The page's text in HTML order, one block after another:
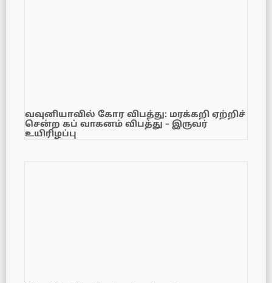
வவுனியாவில் கோர விபத்து: மரக்கறி ஏற்றிச்
சென்ற கப் வாகனம் விபத்து – இருவர்
உயிரிழப்பு